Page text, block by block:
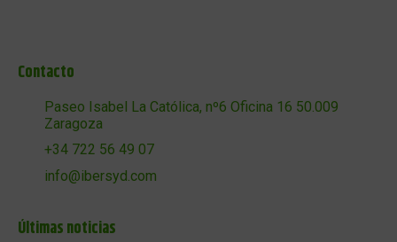
Contacto
Paseo Isabel La Católica, nº6 Oficina 16 50.009
Zaragoza
+34 722 56 49 07
info@ibersyd.com
Últimas noticias